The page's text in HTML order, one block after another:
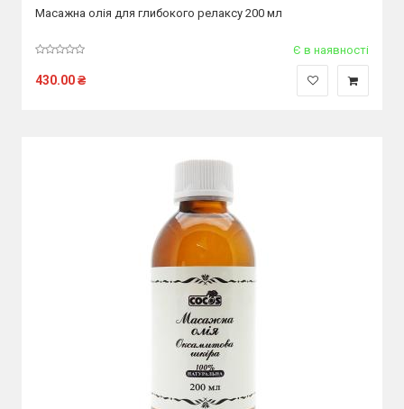
Масажна олія для глибокого релаксу 200 мл
Є в наявності
430.00₴